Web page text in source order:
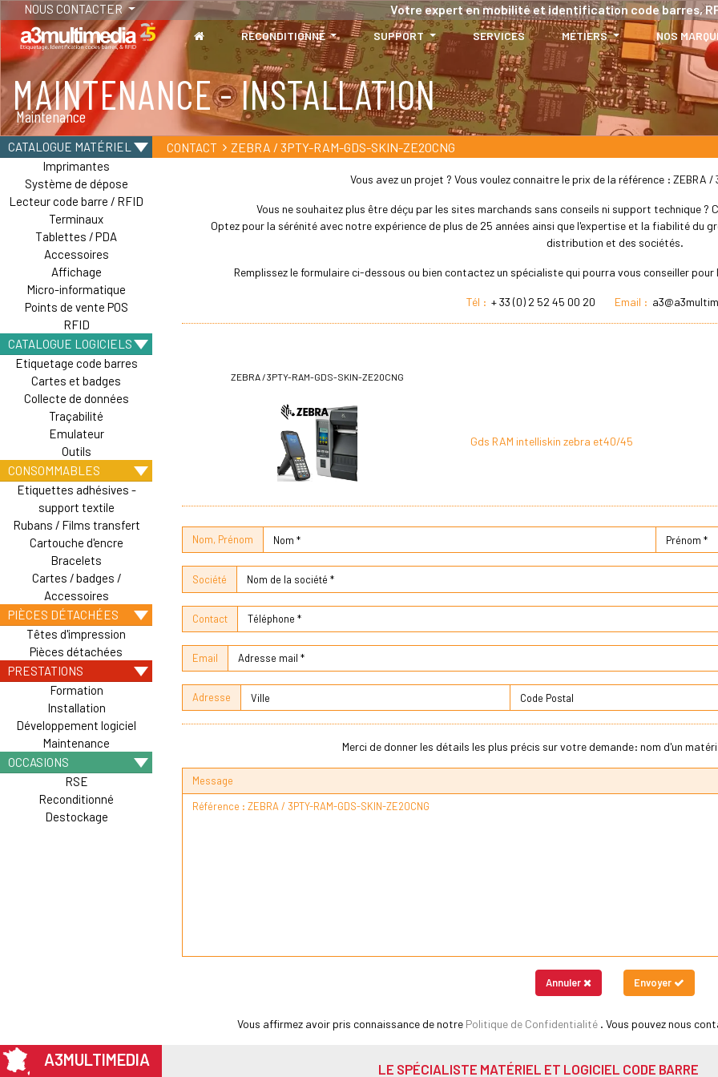
NOUS CONTACTER Votre expert en mobilité et identification code barres,
RECONDITIONNÉ SUPPORT SERVICES MÉTIERS NOS
MAINTENANCE - INSTALLATION
Maintenance
TABLETTES
Tablettes durcies - Étanches - Résistantes
CATALOGUE MATÉRIEL
Imprimantes
Système de dépose
Lecteur code barre / RFID
Terminaux
Tablettes / PDA
Accessoires
Affichage
Micro-informatique
Points de vente POS
RFID
CATALOGUE LOGICIELS
Etiquetage code barres
Cartes et badges
Collecte de données
Traçabilité
Emulateur
Outils
CONSOMMABLES
Etiquettes adhésives -
support textile
Rubans / Films transfert
Cartouche d'encre
Bracelets
Cartes / badges /
Accessoires
PIÈCES DÉTACHÉES
Têtes d'impression
Pièces détachées
PRESTATIONS
Formation
Installation
Développement logiciel
Maintenance
OCCASIONS
RSE
Reconditionné
Destockage
CONTACT ZEBRA / 3PTY-RAM-GDS-SKIN-ZE20CNG
Vous avez un projet ? Vous voulez connaitre le prix de la référence : ZEBRA /
Vous ne souhaitez plus être déçu par les sites marchands sans conseils ni support technique ?
Optez pour la sérénité avec notre expérience de plus de 25 années ainsi que l'expertise et la fiabilité du
distribution et des sociétés.
Remplissez le formulaire ci-dessous ou bien contactez un spécialiste qui pourra vous conseiller pour
Tél : + 33 (0) 2 52 45 00 20 Email :
ZEBRA / 3PTY-RAM-GDS-SKIN-ZE20CNG
Gds RAM intelliskin zebra et40/45
Nom, Prénom
Société
Contact
Email
Adresse
Merci de donner les détails les plus précis sur votre demande: nom d'un
Message
Annuler Envoyer
Vous affirmez avoir pris connaissance de notre Politique de Confidentialité . Vous pouvez nous
A3MULTIMEDIA LE SPÉCIALISTE MATÉRIEL ET LOGICIEL CODE BARRE